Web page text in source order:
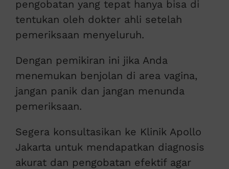
pengobatan yang tepat hanya bisa di
tentukan oleh dokter ahli setelah
pemeriksaan menyeluruh.
Dengan pemikiran ini jika Anda
menemukan benjolan di area vagina,
jangan panik dan jangan menunda
pemeriksaan.
Segera konsultasikan ke Klinik Apollo
Jakarta untuk mendapatkan diagnosis
akurat dan pengobatan efektif agar